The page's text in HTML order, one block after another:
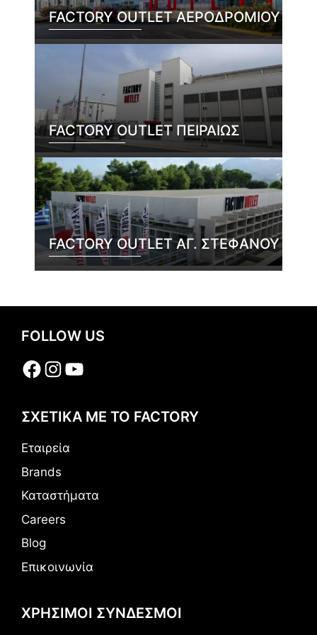
FACTORY OUTLET ΑΕΡΟΔΡΟΜΙΟΥ
FACTORY OUTLET ΠΕΙΡΑΙΩΣ
FACTORY OUTLET ΑΓ. ΣΤΕΦΑΝΟΥ
FOLLOW US
Facebook
Instagram
YouTube
ΣΧΕΤΙΚΑ ΜΕ ΤΟ FACTORY
Εταιρεία
Brands
Καταστήματα
Careers
Blog
Επικοινωνία
ΧΡΗΣΙΜΟΙ ΣΥΝΔΕΣΜΟΙ